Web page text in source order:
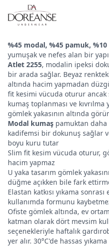
%45 modal, %45 pamuk,
yumuşak ve nefes alan bir
Atlet 2255, modalin ipeksi
bir arada sağlar. Beyaz
altında hacim yapmadan
fit kesimi vücuda oturur ancak
kumaş toplanması ve kıvrılma
gömlek yakasının altında
Modal kumaş pamuktan daha
kadifemsi bir dokunuş sağlar
boyu kuru tutar
Slim fit kesim vücuda oturur,
hacim yapmaz
U yaka tasarım gömlek
düğme açıkken bile fark
Elastan katkısı yıkama
kullanımda formunu
Ofiste gömlek altında, ev
katman olarak dört mevsim
seçenekleriyle haftalık
yer alır. 30°C'de hassas